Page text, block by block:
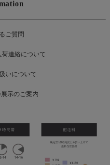
ご質問
連絡について
いについて
展示のご案内